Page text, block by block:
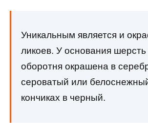
Уникальным является и
ликоев. У основания шерсть
оборотня окрашена в
сероватый или
кончиках в черный.